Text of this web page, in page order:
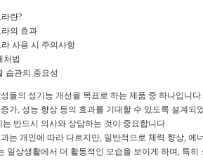
란?
의 효과
사용 시 주의사항
처법
습관의 중요성
들의 성기능 개선을 목표로 하는 제품 중 하나입니
가, 성능 향상 등의 효과를 기대할 수 있도록 설계되
반드시 의사와 상담하는 것이 중요합니다.
는 개인에 따라 다르지만, 일반적으로 체력 향상, 에
일상생활에서 더 활동적인 모습을 보이게 하며, 특